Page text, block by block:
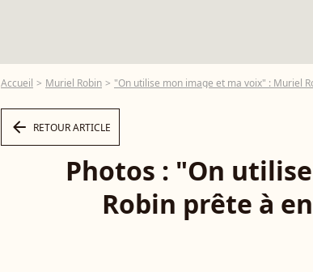
Accueil Muriel Robin "On utilise mon image et ma voix" : Muriel
arrow_left RETOUR ARTICLE
Photos : "On
Robin prête à